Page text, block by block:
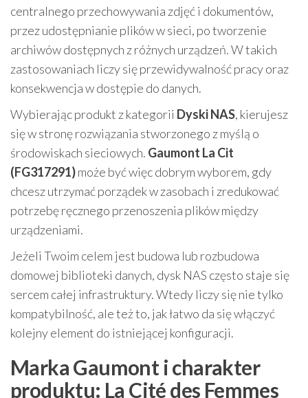
centralnego przechowywania zdjęć i dokumentów,
przez udostępnianie plików w sieci, po tworzenie
archiwów dostępnych z różnych urządzeń. W takich
zastosowaniach liczy się przewidywalność pracy oraz
konsekwencja w dostępie do danych.
Wybierając produkt z kategorii Dyski NAS, kierujesz
się w stronę rozwiązania stworzonego z myślą o
środowiskach sieciowych. Gaumont La Cit
(FG317291)może być więc dobrym wyborem, gdy
chcesz utrzymać porządek w zasobach i zredukować
potrzebę ręcznego przenoszenia plików między
urządzeniami.
Jeżeli Twoim celem jest budowa lub rozbudowa
domowej biblioteki danych, dysk NAS często staje się
sercem całej infrastruktury. Wtedy liczy się nie tylko
kompatybilność, ale też to, jak łatwo da się włączyć
kolejny element do istniejącej konfiguracji.
Marka Gaumont i charakter
produktu: La Cité des Femmes